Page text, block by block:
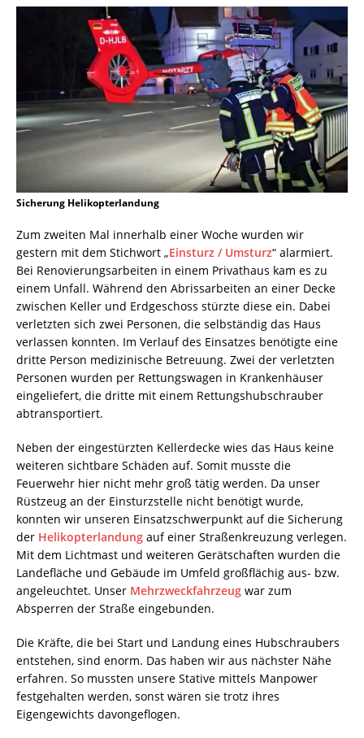
Sicherung Helikopterlandung
Zum zweiten Mal innerhalb einer Woche wurden wir
gestern mit dem Stichwort „Einsturz / Umsturz“ alarmiert.
Bei Renovierungsarbeiten in einem Privathaus kam es zu
einem Unfall. Während den Abrissarbeiten an einer Decke
zwischen Keller und Erdgeschoss stürzte diese ein. Dabei
verletzten sich zwei Personen, die selbständig das Haus
verlassen konnten. Im Verlauf des Einsatzes benötigte eine
dritte Person medizinische Betreuung. Zwei der verletzten
Personen wurden per Rettungswagen in Krankenhäuser
eingeliefert, die dritte mit einem Rettungshubschrauber
abtransportiert.
Neben der eingestürzten Kellerdecke wies das Haus keine
weiteren sichtbare Schäden auf. Somit musste die
Feuerwehr hier nicht mehr groß tätig werden. Da unser
Rüstzeug an der Einsturzstelle nicht benötigt wurde,
konnten wir unseren Einsatzschwerpunkt auf die Sicherung
der Helikopterlandung auf einer Straßenkreuzung verlegen.
Mit dem Lichtmast und weiteren Gerätschaften wurden die
Landefläche und Gebäude im Umfeld großflächig aus- bzw.
angeleuchtet. Unser Mehrzweckfahrzeug war zum
Absperren der Straße eingebunden.
Die Kräfte, die bei Start und Landung eines Hubschraubers
entstehen, sind enorm. Das haben wir aus nächster Nähe
erfahren. So mussten unsere Stative mittels Manpower
festgehalten werden, sonst wären sie trotz ihres
Eigengewichts davongeflogen.